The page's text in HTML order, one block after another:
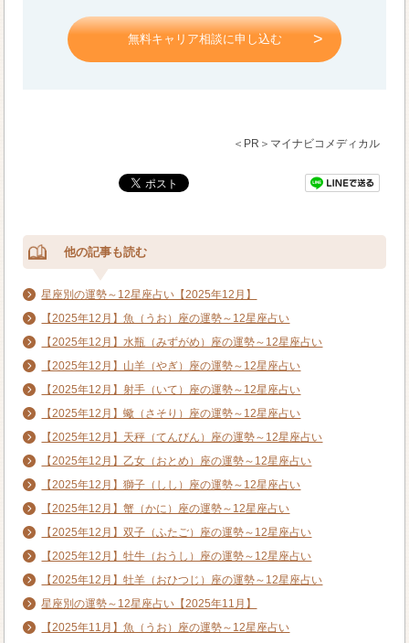
無料キャリア相談に申し込む
＜PR＞マイナビコメディカル
他の記事も読む
星座別の運勢～12星座占い【2025年12月】
【2025年12月】魚（うお）座の運勢～12星座占い
【2025年12月】水瓶（みずがめ）座の運勢～12星座占い
【2025年12月】山羊（やぎ）座の運勢～12星座占い
【2025年12月】射手（いて）座の運勢～12星座占い
【2025年12月】蠍（さそり）座の運勢～12星座占い
【2025年12月】天秤（てんびん）座の運勢～12星座占い
【2025年12月】乙女（おとめ）座の運勢～12星座占い
【2025年12月】獅子（しし）座の運勢～12星座占い
【2025年12月】蟹（かに）座の運勢～12星座占い
【2025年12月】双子（ふたご）座の運勢～12星座占い
【2025年12月】牡牛（おうし）座の運勢～12星座占い
【2025年12月】牡羊（おひつじ）座の運勢～12星座占い
星座別の運勢～12星座占い【2025年11月】
【2025年11月】魚（うお）座の運勢～12星座占い